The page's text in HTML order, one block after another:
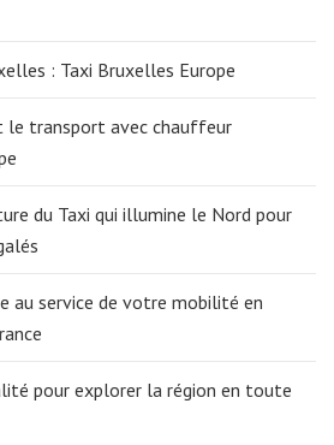
: Taxi Bruxelles Europe
le transport avec chauffeur
du Taxi qui illumine le Nord pour
au service de votre mobilité en
pour explorer la région en toute